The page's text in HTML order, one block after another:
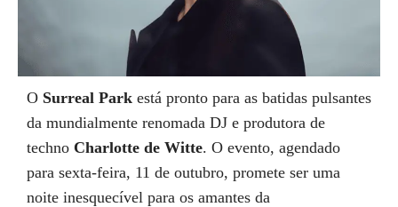
O Surreal Park está pronto para as batidas pulsantes
da mundialmente renomada DJ e produtora de
techno Charlotte de Witte. O evento, agendado
para sexta-feira, 11 de outubro, promete ser uma
noite inesquecível para os amantes da